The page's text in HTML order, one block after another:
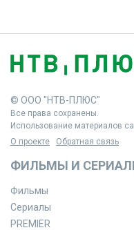
© ООО "НТВ-ПЛЮС"
Все права сохранены.
Использование материалов
О проекте
Обратная связь
ФИЛЬМЫ И
Фильмы
Сериалы
PREMIER